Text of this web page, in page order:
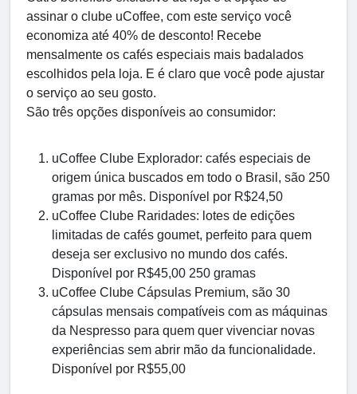
assinar o clube uCoffee, com este serviço você
economiza até 40% de desconto! Recebe
mensalmente os cafés especiais mais badalados
escolhidos pela loja. E é claro que você pode ajustar
o serviço ao seu gosto.
São três opções disponíveis ao consumidor:
uCoffee Clube Explorador: cafés especiais de
origem única buscados em todo o Brasil, são 250
gramas por mês. Disponível por R$24,50
uCoffee Clube Raridades: lotes de edições
limitadas de cafés goumet, perfeito para quem
deseja ser exclusivo no mundo dos cafés.
Disponível por R$45,00 250 gramas
uCoffee Clube Cápsulas Premium, são 30
cápsulas mensais compatíveis com as máquinas
da Nespresso para quem quer vivenciar novas
experiências sem abrir mão da funcionalidade.
Disponível por R$55,00